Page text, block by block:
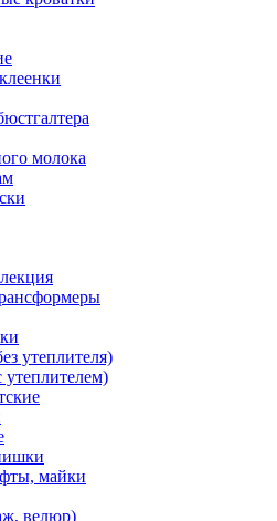
молока
утеплителя)
майки
велюр)